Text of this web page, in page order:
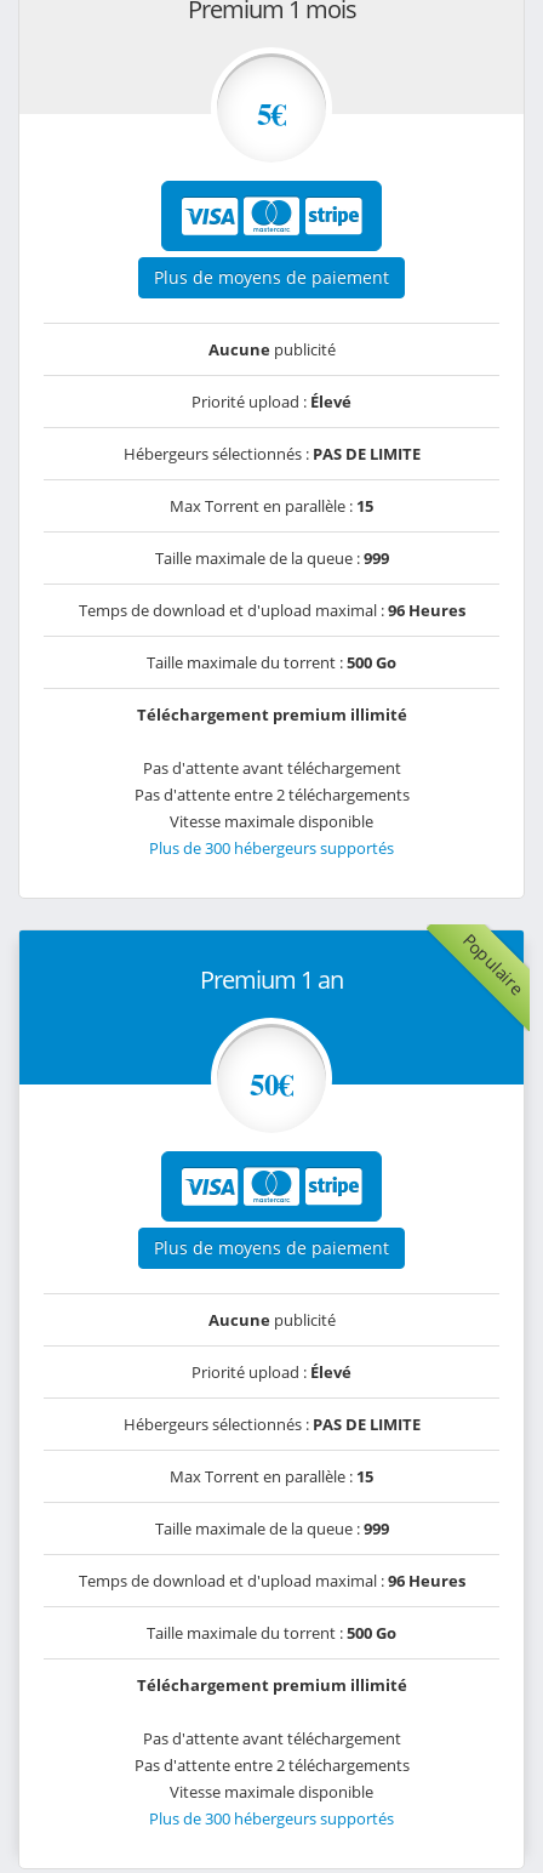
Premium 1 mois
5€
Plus de moyens de paiement
Aucunepublicité
Priorité upload : Élevé
Hébergeurs sélectionnés : PAS DE LIMITE
Max Torrent en parallèle : 15
Taille maximale de la queue :999
Temps de download et d'upload maximal :96 Heures
Taille maximale du torrent :500 Go
Téléchargement premium illimité
Pas d'attente avant téléchargement
Pas d'attente entre 2 téléchargements
Vitesse maximale disponible
Plus de 300 hébergeurs supportés
Populaire
Premium 1 an
50€
Plus de moyens de paiement
Aucunepublicité
Priorité upload : Élevé
Hébergeurs sélectionnés : PAS DE LIMITE
Max Torrent en parallèle : 15
Taille maximale de la queue :999
Temps de download et d'upload maximal :96 Heures
Taille maximale du torrent :500 Go
Téléchargement premium illimité
Pas d'attente avant téléchargement
Pas d'attente entre 2 téléchargements
Vitesse maximale disponible
Plus de 300 hébergeurs supportés